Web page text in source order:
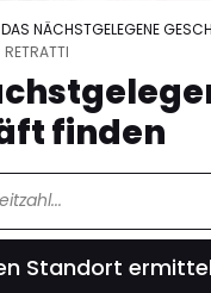
DAS NÄCHSTGELEGENE
RETRATTI
finden
Standort